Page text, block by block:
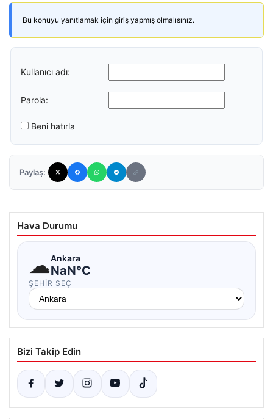
Bu konuyu yanıtlamak için giriş yapmış olmalısınız.
Kullanıcı adı:
Parola:
Beni hatırla
Paylaş:
Hava Durumu
☁Ankara
NaN°C
ŞEHIR SEÇ
Bizi Takip Edin